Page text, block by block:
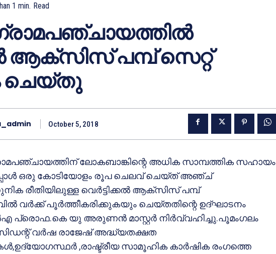
1 min. Read
ആക്‌സിസ് പമ്പ് സെറ്റ്
ചെയ്തു
October 5, 2018
ലോകബാങ്കിന്റെ അധിക സാമ്പത്തിക സഹായം
ഒരു കോടിയോളം രൂപ ചെലവ് ചെയ്ത് അഞ്ച്
രീതിയിലുള്ള വെര്‍ട്ടിക്കല്‍ ആക്‌സിസ് പമ്പ്
വര്‍ക്ക് പൂര്‍ത്തീകരിക്കുകയും ചെയ്തതിന്റെ ഉദ്ഘാടനം
പ്രൊഫ.കെ യു അരുണന്‍ മാസ്റ്റര്‍ നിര്‍വ്വഹിച്ചു.പൂമംഗലം
വര്‍ഷ രാജേഷ് അദ്ധ്യതക്ഷത
,രാഷ്ട്രീയ സാമൂഹിക കാര്‍ഷിക രംഗത്തെ